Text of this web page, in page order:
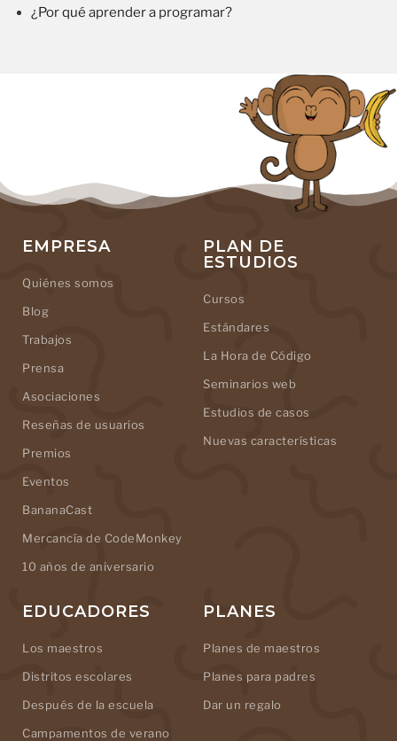
¿Por qué aprender a programar?
EMPRESA
Quiénes somos
Blog
Trabajos
Prensa
Asociaciones
Reseñas de usuarios
Premios
Eventos
BananaCast
Mercancía de CodeMonkey
10 años de aniversario
PLAN DE
ESTUDIOS
Cursos
Estándares
La Hora de Código
Seminarios web
Estudios de casos
Nuevas características
EDUCADORES
Los maestros
Distritos escolares
Después de la escuela
Campamentos de verano
PLANES
Planes de maestros
Planes para padres
Dar un regalo